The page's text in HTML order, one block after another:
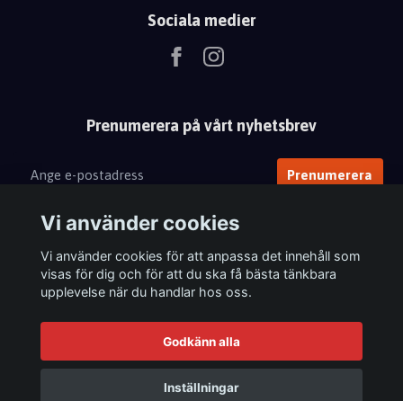
Sociala medier
Prenumerera på vårt nyhetsbrev
Prenumerera
© 2026 Femix
Vi använder cookies
Vi använder cookies för att anpassa det innehåll som
visas för dig och för att du ska få bästa tänkbara
upplevelse när du handlar hos oss.
Godkänn alla
Inställningar